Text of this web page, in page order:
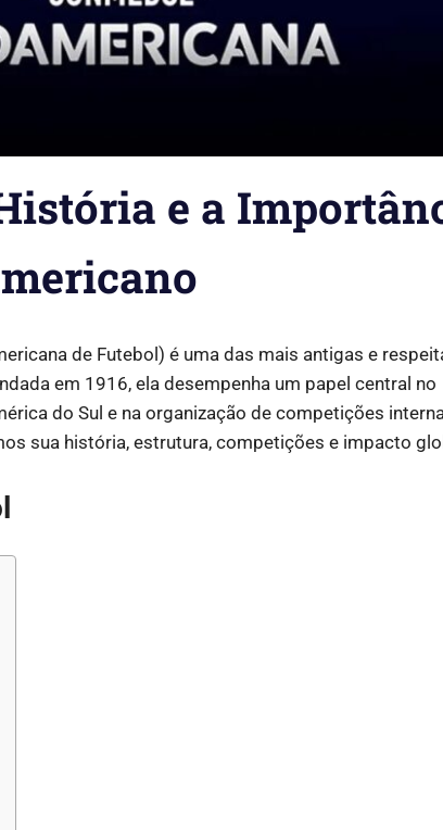
e a
de Futebol) é uma das mais antigas e
em 1916, ela desempenha um papel central no
do Sul e na organização de competições
sua história, estrutura, competições e impacto